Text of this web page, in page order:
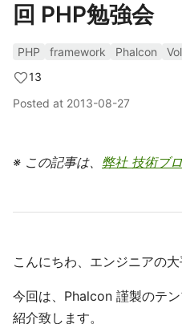
回 PHP勉強会
PHP framework Phalcon
13
Posted at 2013-08-27
※ この記事は、 弊社 技術ブ
こんにちわ、エンジニアの大
今回は、Phalcon 謹製のテ
紹介致します。